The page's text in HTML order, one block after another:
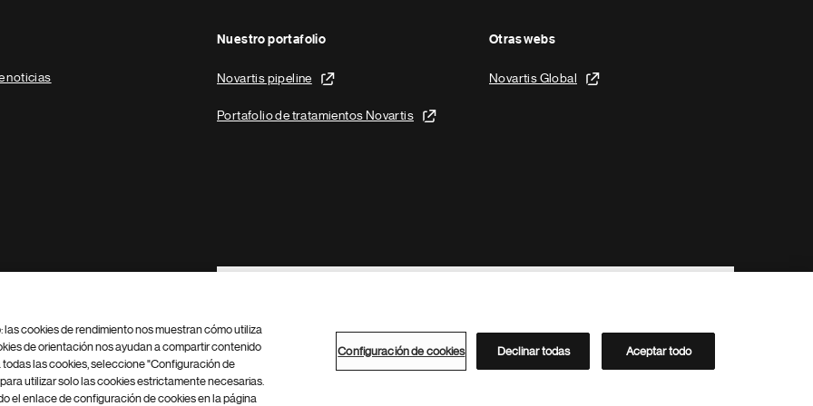
noticias
Nuestro portafolio
Novartis pipeline
Portafolio de tratamientos Novartis
Otras webs
Novartis Global
Footer Site Search
Configuración de cookies Mapa del sitio
Directorio de Novartis
cookies de rendimiento nos muestran cómo utiliza
de orientación nos ayudan a compartir contenido
las cookies, seleccione "Configuración de
utilizar solo las cookies estrictamente necesarias.
el enlace de configuración de cookies en la página
Configuración de cookies Declinar todas Aceptar todo